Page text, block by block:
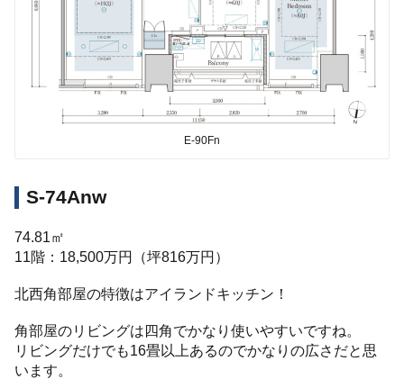
E-90Fn
S-74Anw
74.81㎡
11階：18,500万円（坪816万円）
北西角部屋の特徴はアイランドキッチン！
角部屋のリビングは四角でかなり使いやすいですね。
リビングだけでも16畳以上あるのでかなりの広さだと思
います。